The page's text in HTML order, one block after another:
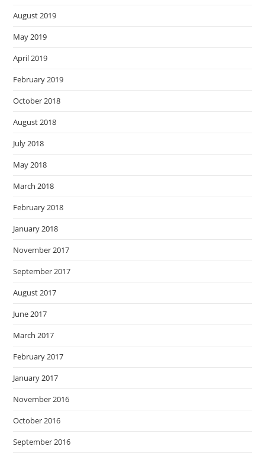
August 2019
May 2019
April 2019
February 2019
October 2018
August 2018
July 2018
May 2018
March 2018
February 2018
January 2018
November 2017
September 2017
August 2017
June 2017
March 2017
February 2017
January 2017
November 2016
October 2016
September 2016